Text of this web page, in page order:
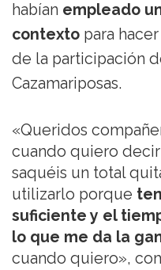
habían empleado
contexto para
de la participación
Cazamariposas.
«Queridos
cuando quiero
saquéis un total
utilizarlo porque
suficiente y el
lo que me da la
cuando quiero»,